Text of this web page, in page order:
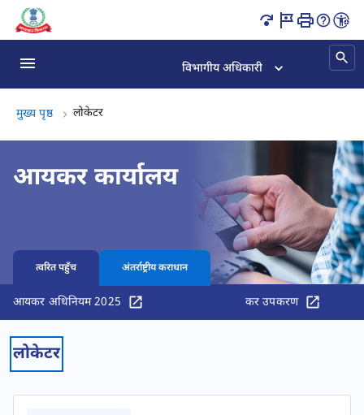
इनकम टैक्स ऑफिस इंडिया | लोकेशन, संपर्क व क्षेत्राधिकार पृष्ठ लोड हो गया
विभागीय अधिकारी
मुख्य पृष्ठ लोकेटरलोकेटर, (2 का 2)
आयकर कार्यालय
त्वरित पहुँच अंतर्राष्ट्रीय कराधान
आयकर अधिनियम 2025 कर उपकरण
लोकेटर